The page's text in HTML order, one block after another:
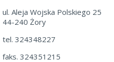
ul. Aleja Wojska Polskiego 25
44-240 Żory
tel. 324348227
faks. 324351215